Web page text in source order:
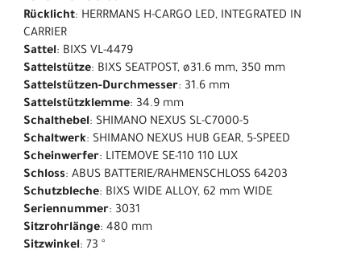
Rücklicht: HERRMANS H-CARGO LED, INTEGRATED IN
CARRIER
Sattel: BIXS VL-4479
Sattelstütze: BIXS SEATPOST, ø31.6 mm, 350 mm
Sattelstützen-Durchmesser: 31.6 mm
Sattelstützklemme: 34.9 mm
Schalthebel: SHIMANO NEXUS SL-C7000-5
Schaltwerk: SHIMANO NEXUS HUB GEAR, 5-SPEED
Scheinwerfer: LITEMOVE SE-110 110 LUX
Schloss: ABUS BATTERIE/RAHMENSCHLOSS 64203
Schutzbleche: BIXS WIDE ALLOY, 62 mm WIDE
Seriennummer: 3031
Sitzrohrlänge: 480 mm
Sitzwinkel: 73 °